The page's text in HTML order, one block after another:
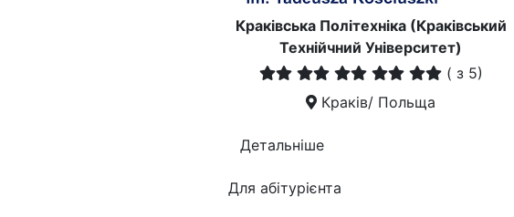
Краківська Політехніка (Краківський
Технійчний Університет)
( з 5)
Краків/ Польща
Детальніше
Для абітурієнта